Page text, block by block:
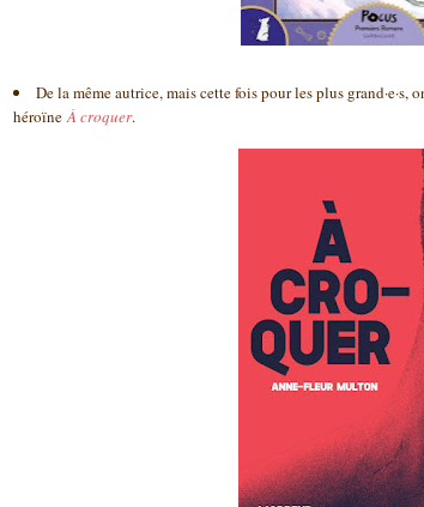
De la même autrice, mais cette fois pour les plus grand·e·s,
héroïneÀ croquer.